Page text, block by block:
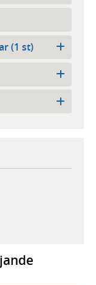
(1 st)
webbplats,
webbplats,